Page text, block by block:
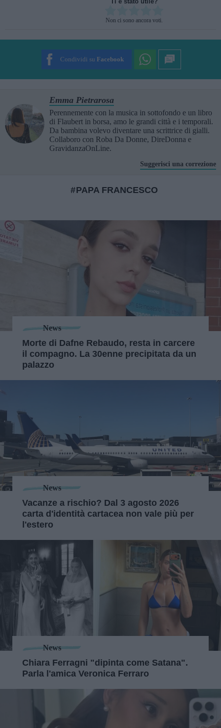
Non ci sono ancora voti.
Condividi su Facebook
Emma Pietrarosa
Perennemente con la musica in sottofondo e un libro
di Flaubert in borsa, amo le grandi città e i temporali.
Da bambina volevo diventare una scrittrice di gialli.
Collaboro con Roba Da Donne, DireDonna e
GravidanzaOnLine.
Suggerisci una correzione
PAPA FRANCESCO
News
Morte di Dafne Rebaudo, resta in carcere
il compagno. La 30enne precipitata da un
palazzo
News
Vacanze a rischio? Dal 3 agosto 2026
carta d'identità cartacea non vale più per
l'estero
News
Chiara Ferragni "dipinta come Satana".
Parla l'amica Veronica Ferraro